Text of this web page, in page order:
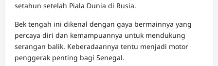
setahun setelah Piala Dunia di Rusia.
Bek tengah ini dikenal dengan gaya bermainnya yang
percaya diri dan kemampuannya untuk mendukung
serangan balik. Keberadaannya tentu menjadi motor
penggerak penting bagi Senegal.